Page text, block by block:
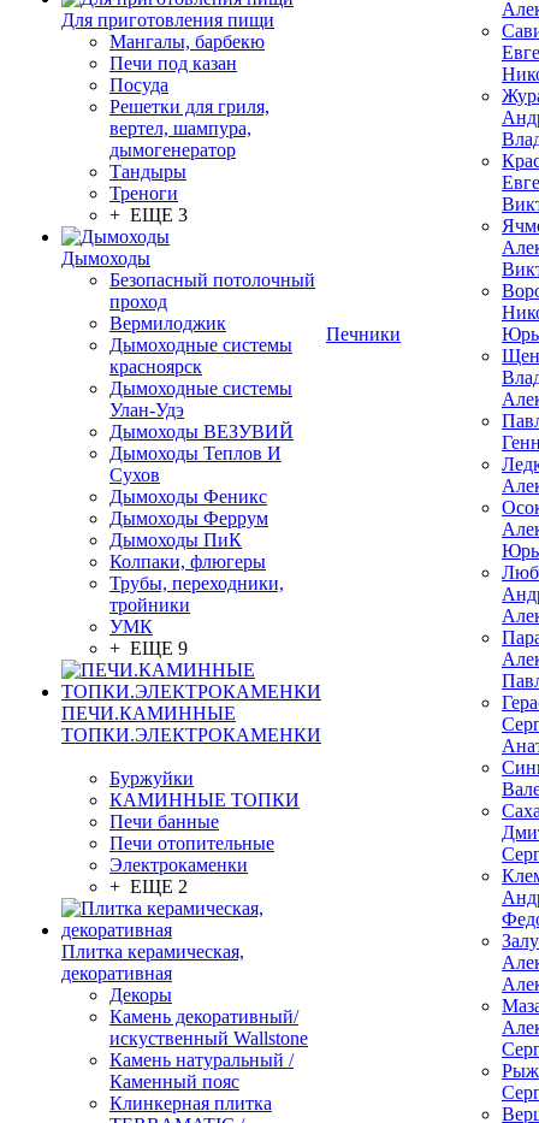
Для приготовления пищи
Мангалы, барбекю
Печи под казан
Посуда
Решетки для гриля,
вертел, шампура,
дымогенератор
Тандыры
Треноги
+ ЕЩЕ 3
Дымоходы
Безопасный потолочный
проход
Вермилоджик
Дымоходные системы
красноярск
Дымоходные системы
Улан-Удэ
Дымоходы ВЕЗУВИЙ
Дымоходы Теплов И
Сухов
Дымоходы Феникс
Дымоходы Феррум
Дымоходы ПиК
Колпаки, флюгеры
Трубы, переходники,
тройники
УМК
+ ЕЩЕ 9
ПЕЧИ.КАМИННЫЕ
ТОПКИ.ЭЛЕКТРОКАМЕНКИ
Буржуйки
КАМИННЫЕ ТОПКИ
Печи банные
Печи отопительные
Электрокаменки
+ ЕЩЕ 2
Плитка керамическая,
декоративная
Декоры
Камень декоративный/
искуственный Wallstone
Камень натуральный /
Каменный пояс
Клинкерная плитка
Печники